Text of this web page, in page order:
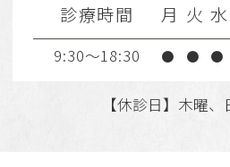
診療時間 月 火 水
9:30～18:30 ● ● ●
【休診日】木曜